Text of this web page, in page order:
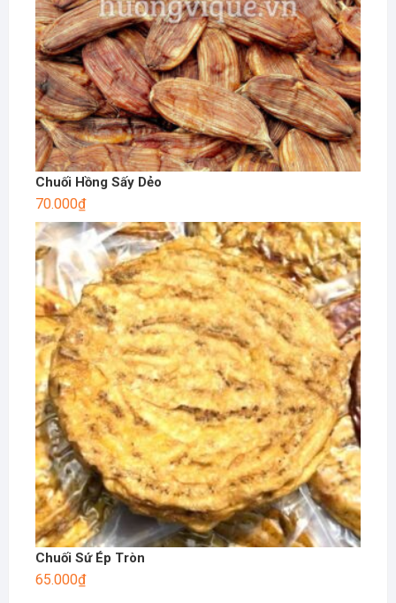
Chuối Hồng Sấy Dẻo
70.000₫
Chuối Sứ Ép Tròn
65.000₫